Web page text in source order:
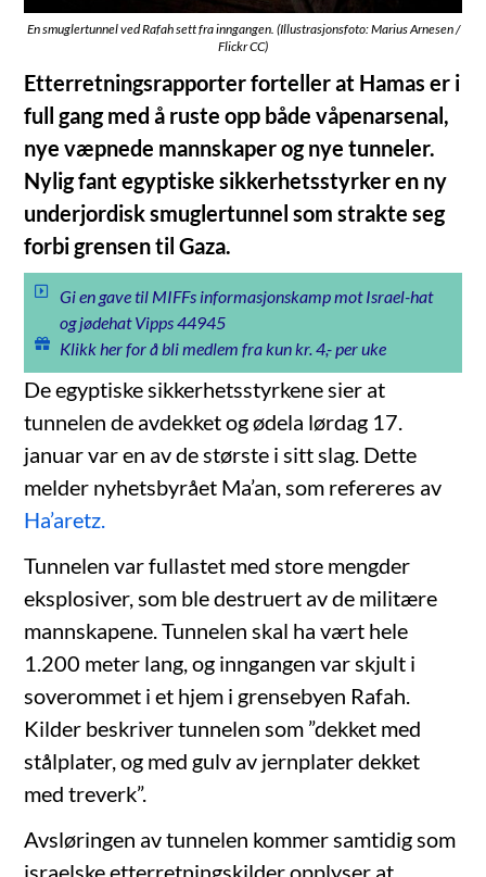
En smuglertunnel ved Rafah sett fra inngangen. (Illustrasjonsfoto: Marius Arnesen /
Flickr CC)
Etterretningsrapporter forteller at Hamas er i
full gang med å ruste opp både våpenarsenal,
nye væpnede mannskaper og nye tunneler.
Nylig fant egyptiske sikkerhetsstyrker en ny
underjordisk smuglertunnel som strakte seg
forbi grensen til Gaza.
Gi en gave til MIFFs informasjonskamp mot Israel-hat
og jødehat Vipps 44945
Klikk her for å bli medlem fra kun kr. 4,- per uke
De egyptiske sikkerhetsstyrkene sier at
tunnelen de avdekket og ødela lørdag 17.
januar var en av de største i sitt slag. Dette
melder nyhetsbyrået Ma’an, som refereres av
Ha’aretz.
Tunnelen var fullastet med store mengder
eksplosiver, som ble destruert av de militære
mannskapene. Tunnelen skal ha vært hele
1.200 meter lang, og inngangen var skjult i
soverommet i et hjem i grensebyen Rafah.
Kilder beskriver tunnelen som ”dekket med
stålplater, og med gulv av jernplater dekket
med treverk”.
Avsløringen av tunnelen kommer samtidig som
israelske etterretningskilder opplyser at